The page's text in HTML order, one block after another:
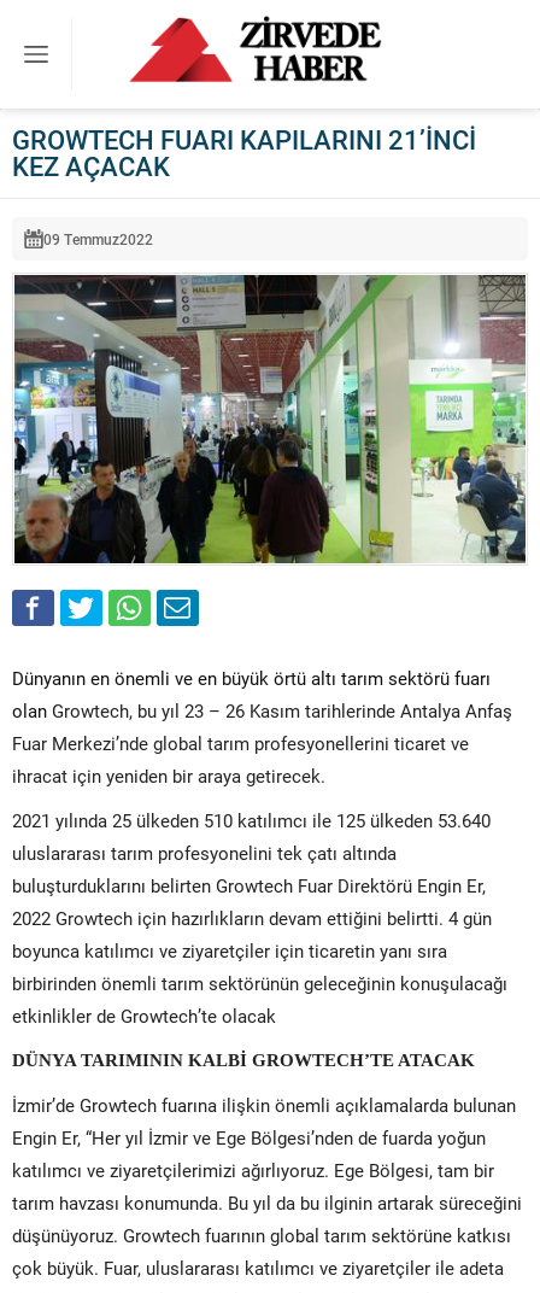
GROWTECH FUARI KAPILARINI 21’İNCİ
KEZ AÇACAK
09 Temmuz2022
Dünyanın en önemli ve en büyük örtü altı tarım sektörü fuarı
olan Growtech, bu yıl 23 – 26 Kasım tarihlerinde Antalya Anfaş
Fuar Merkezi’nde global tarım profesyonellerini ticaret ve
ihracat için yeniden bir araya getirecek.
2021 yılında 25 ülkeden 510 katılımcı ile 125 ülkeden 53.640
uluslararası tarım profesyonelini tek çatı altında
buluşturduklarını belirten Growtech Fuar Direktörü Engin Er,
2022 Growtech için hazırlıkların devam ettiğini belirtti. 4 gün
boyunca katılımcı ve ziyaretçiler için ticaretin yanı sıra
birbirinden önemli tarım sektörünün geleceğinin konuşulacağı
etkinlikler de Growtech’te olacak
DÜNYA TARIMININ KALBİ GROWTECH’TE ATACAK
İzmir’de Growtech fuarına ilişkin önemli açıklamalarda bulunan
Engin Er, “Her yıl İzmir ve Ege Bölgesi’nden de fuarda yoğun
katılımcı ve ziyaretçilerimizi ağırlıyoruz. Ege Bölgesi, tam bir
tarım havzası konumunda. Bu yıl da bu ilginin artarak süreceğini
düşünüyoruz. Growtech fuarının global tarım sektörüne katkısı
çok büyük. Fuar, uluslararası katılımcı ve ziyaretçiler ile adeta